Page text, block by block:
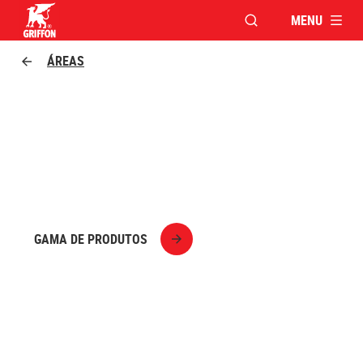
Griffon logo
ABRIR JANELA
MENU
ÁREAS
GAMA DE PRODUTOS